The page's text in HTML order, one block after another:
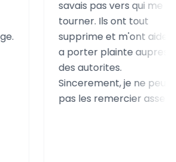
savais pas vers qui me
tourner. Ils ont tout
supprime et m'ont aidee
a porter plainte aupres
des autorites.
Sincerement, je ne peux
pas les remercier assez.